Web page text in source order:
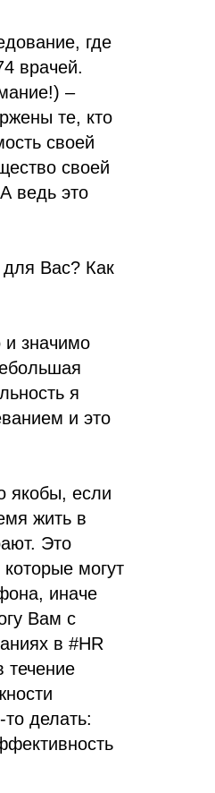
где
врачей.
–
те, кто
своей
своей
ведь это
Вас? Как
значимо
я
и это
якобы, если
жить в
Это
могут
иначе
Вам с
в #HR
течение
делать: